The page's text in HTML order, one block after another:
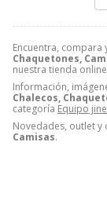
Encuentra,
Chaquetones,
nuestra tienda
Información,
Chalecos,
categoría Equipo
Novedades, outlet y
Camisas.